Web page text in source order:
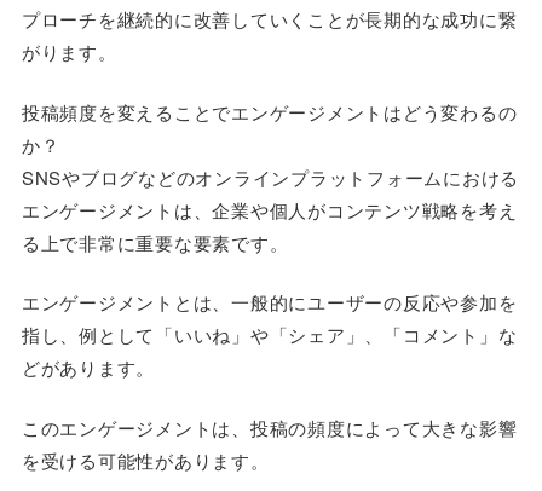
プローチを継続的に改善していくことが長期的な成功に繋
がります。
投稿頻度を変えることでエンゲージメントはどう変わるの
か？
SNSやブログなどのオンラインプラットフォームにおける
エンゲージメントは、企業や個人がコンテンツ戦略を考え
る上で非常に重要な要素です。
エンゲージメントとは、一般的にユーザーの反応や参加を
指し、例として「いいね」や「シェア」、「コメント」な
どがあります。
このエンゲージメントは、投稿の頻度によって大きな影響
を受ける可能性があります。